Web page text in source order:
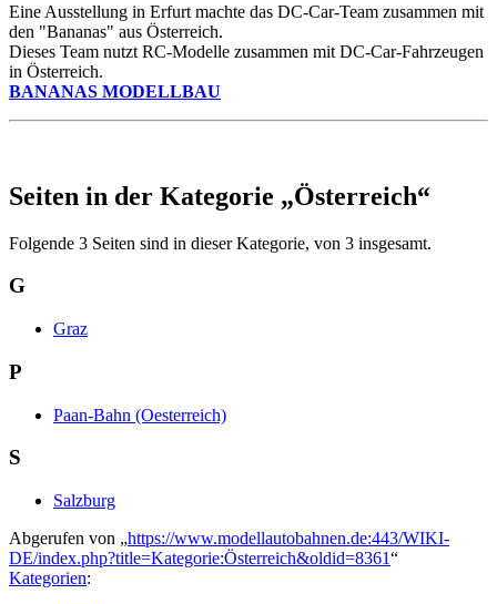
Eine Ausstellung in Erfurt machte das DC-Car-Team zusammen mit
den "Bananas" aus Österreich.
Dieses Team nutzt RC-Modelle zusammen mit DC-Car-Fahrzeugen
in Österreich.
BANANAS MODELLBAU
Seiten in der Kategorie „Österreich“
Folgende 3 Seiten sind in dieser Kategorie, von 3 insgesamt.
G
Graz
P
Paan-Bahn (Oesterreich)
S
Salzburg
Abgerufen von „https://www.modellautobahnen.de:443/WIKI-
DE/index.php?title=Kategorie:Österreich&oldid=8361“
Kategorien: